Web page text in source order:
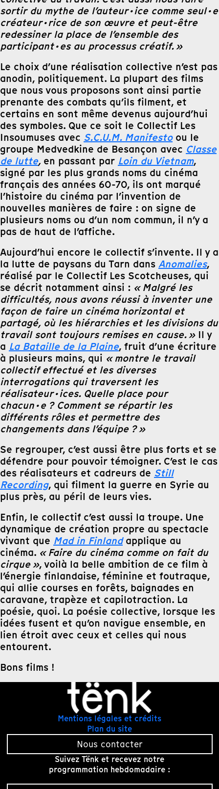
sortir du mythe de l’auteur·ice comme seul·e
créateur·rice de son œuvre et peut-être
redessiner la place de l’ensemble des
participant·es au processus créatif. »
Le choix d’une réalisation collective n’est pas
anodin, politiquement. La plupart des films
que nous vous proposons sont ainsi partie
prenante des combats qu’ils filment, et
certains en sont même devenus aujourd’hui
des symboles. Que ce soit le Collectif Les
Insoumuses avec S.C.U.M. Manifestoou le
groupe Medvedkine de Besançon avec Classe
de lutte, en passant par Loin du Vietnam,
signé par les plus grands noms du cinéma
français des années 60-70, ils ont marqué
l’histoire du cinéma par l’invention de
nouvelles manières de faire : on signe de
plusieurs noms ou d’un nom commun, il n’y a
pas de haut de l’affiche.
Aujourd’hui encore le collectif s’invente. Il y a
la lutte de paysans du Tarn dans Anomalies,
réalisé par le Collectif Les Scotcheuses, qui
se décrit notamment ainsi : « Malgré les
difficultés, nous avons réussi à inventer une
façon de faire un cinéma horizontal et
partagé, où les hiérarchies et les divisions du
travail sont toujours remises en cause. »Il y
a La Bataille de la Plaine, fruit d’une écriture
à plusieurs mains, qui « montre le travail
collectif effectué et les diverses
interrogations qui traversent les
réalisateur·ices. Quelle place pour
chacun·e ? Comment se répartir les
différents rôles et permettre des
changements dans l’équipe ? »
Se regrouper, c’est aussi être plus forts et se
défendre pour pouvoir témoigner. C’est le cas
des réalisateurs et cadreurs de Still
Recording, qui filment la guerre en Syrie au
plus près, au péril de leurs vies.
Enfin, le collectif c’est aussi la troupe. Une
dynamique de création propre au spectacle
vivant que Mad in Finlandapplique au
cinéma. « Faire du cinéma comme on fait du
cirque », voilà la belle ambition de ce film à
l’énergie finlandaise, féminine et foutraque,
qui allie courses en forêts, baignades en
caravane, trapèze et capilotraction. La
poésie, quoi. La poésie collective, lorsque les
idées fusent et qu’on navigue ensemble, en
lien étroit avec ceux et celles qui nous
entourent.
Bons films !
Mentions légales et crédits
Plan du site
Nous contacter
Suivez Tënk et recevez notre
programmation hebdomadaire :